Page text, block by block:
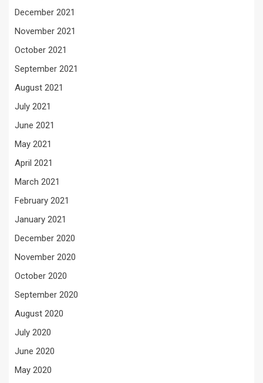
December 2021
November 2021
October 2021
September 2021
August 2021
July 2021
June 2021
May 2021
April 2021
March 2021
February 2021
January 2021
December 2020
November 2020
October 2020
September 2020
August 2020
July 2020
June 2020
May 2020